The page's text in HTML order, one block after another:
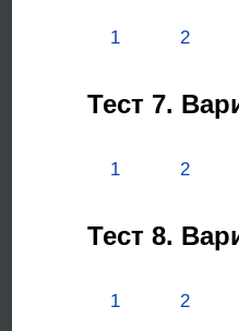
1 2
Тест 7.
1 2
Тест 8.
1 2